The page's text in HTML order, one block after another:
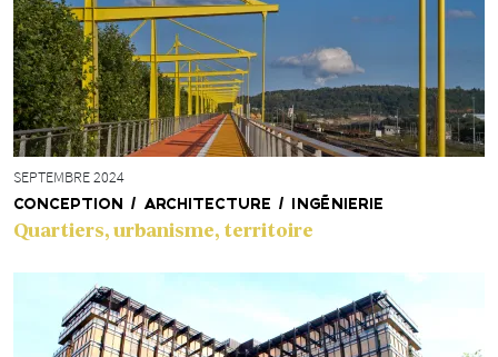
SEPTEMBRE 2024
CONCEPTION / ARCHITECTURE / INGÉNIERIE
Quartiers, urbanisme, territoire